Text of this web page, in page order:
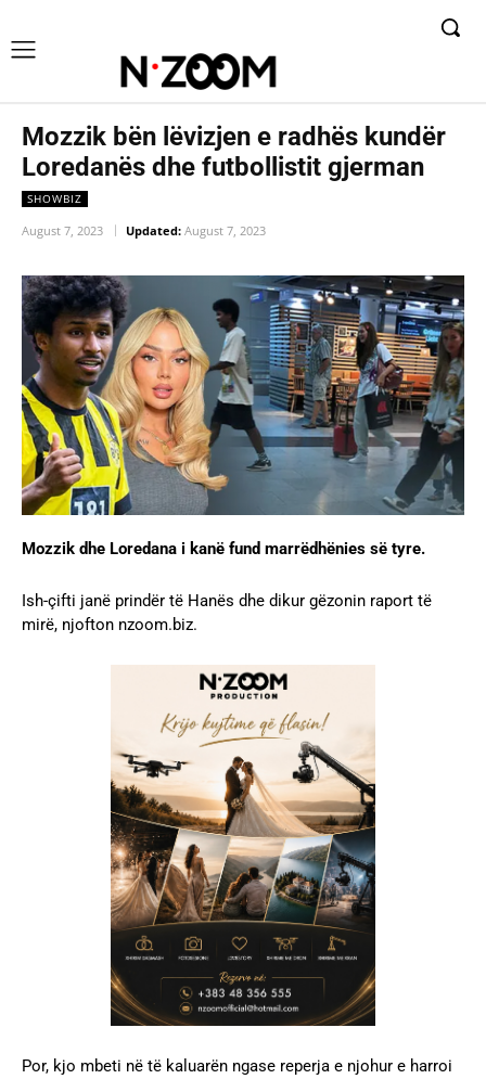
Mozzik bën lëvizjen e radhës kundër
Loredanës dhe futbollistit gjerman
SHOWBIZ
August 7, 2023 Updated: August 7, 2023
Mozzik dhe Loredana i kanë fund marrëdhënies së tyre.
Ish-çifti janë prindër të Hanës dhe dikur gëzonin raport të
mirë, njofton nzoom.biz.
Por, kjo mbeti në të kaluarën ngase reperja e njohur e harroi